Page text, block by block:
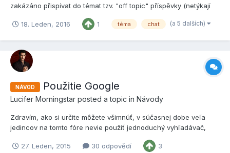
zakázáno přispívat do témat tzv. "off topic" příspěvky (netýkají
považovány např. příspěvky se smajlíky, příspěvky typu "lol" –
18. Leden, 2016 1 téma chat (a 5 dalších)
NÁVOD Použitie Google
Lucifer Morningstar posted a topic in Návody
Zdravím, ako si určite môžete všimnúť, v súčasnej dobe veľa
jedincov na tomto fóre nevie použiť jednoduchý vyhľadávač,
do mozgu. Rád by som začal týmto. Pred tým, než budete
27. Leden, 2015 30 odpovědí 3